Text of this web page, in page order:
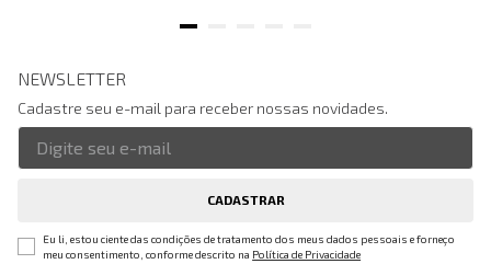
NEWSLETTER
Cadastre seu e-mail para receber nossas novidades.
CADASTRAR
Eu li, estou ciente das condições de tratamento dos meus dados pessoais e forneço
meu consentimento, conforme descrito na Política de Privacidade